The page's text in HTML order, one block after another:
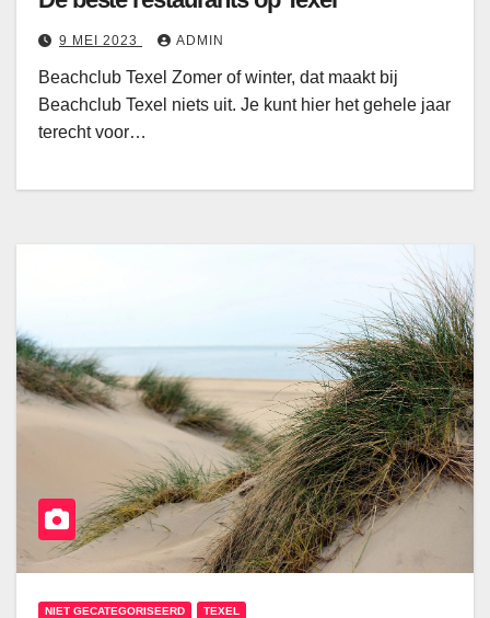
9 MEI 2023 ADMIN
Beachclub Texel Zomer of winter, dat maakt bij
Beachclub Texel niets uit. Je kunt hier het gehele jaar
terecht voor…
NIET GECATEGORISEERD TEXEL